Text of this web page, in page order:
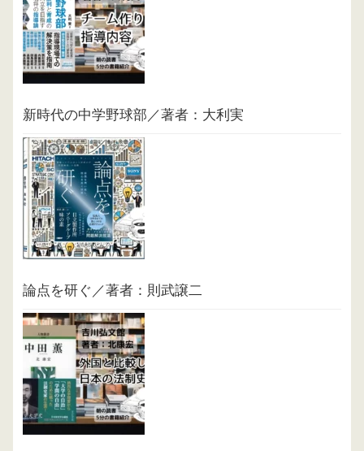
新時代の中学野球部／著者：大利実
論点を研ぐ／著者：則武譲二